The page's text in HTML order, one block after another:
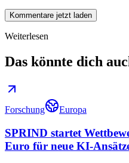
Kommentare jetzt laden
Weiterlesen
Das könnte dich
Forschung Europa
SPRIND startet
Euro für neue KI-